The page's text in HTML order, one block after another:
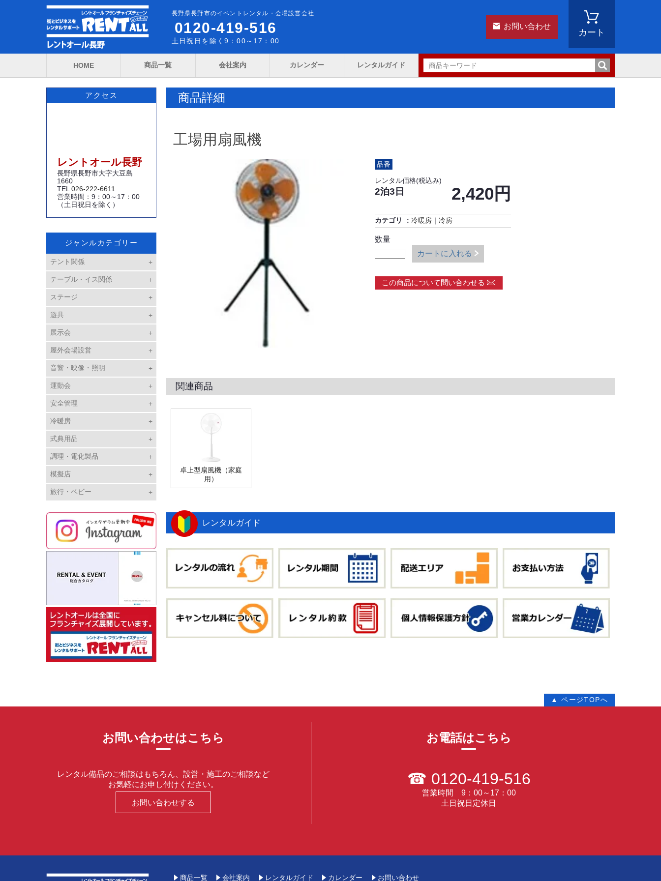
長野県長野市のイベントレンタル・会場設営会社
0120-419-516
土日祝日を除く9：00～17：00
お問い合わせ
カート
HOME 商品一覧 会社案内 カレンダー レンタルガイド
アクセス
レントオール長野
長野県長野市大字大豆島
1660
TEL 026-222-6611
営業時間：9：00～17：00
（土日祝日を除く）
ジャンルカテゴリー
テント関係
テーブル・イス関係
ステージ
遊具
展示会
屋外会場設営
音響・映像・照明
運動会
安全管理
冷暖房
式典用品
調理・電化製品
模擬店
旅行・ベビー
商品詳細
工場用扇風機
品番
レンタル価格(税込み)
2泊3日 2,420円
カテゴリ 冷暖房 ｜ 冷房
数量
カートに入れる
この商品について問い合わせる
関連商品
卓上型扇風機（家庭
用）
レンタルガイド
▲ ページTOPへ
お問い合わせはこちら
レンタル備品のご相談はもちろん、設営・施工のご相談など
お気軽にお申し付けください。
お問い合わせする
お電話はこちら
☎ 0120-419-516
営業時間 9：00～17：00
土日祝日定休日
商品一覧 会社案内 レンタルガイド カレンダー お問い合わせ